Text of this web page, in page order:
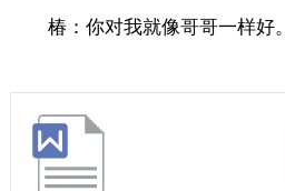
椿：你对我就像哥哥一样好。